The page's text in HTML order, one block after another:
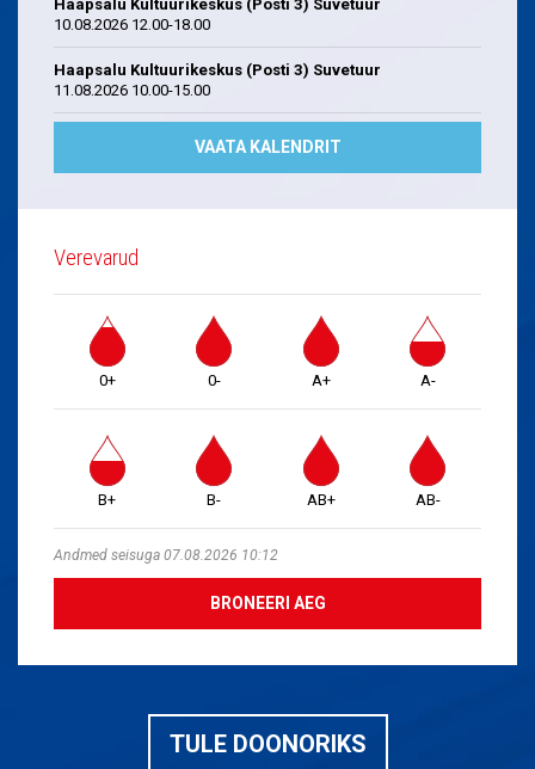
Haapsalu Kultuurikeskus (Posti 3) Suvetuur
10.08.2026 12.00-18.00
Haapsalu Kultuurikeskus (Posti 3) Suvetuur
11.08.2026 10.00-15.00
VAATA KALENDRIT
Verevarud
0+ 0- A+ A-
B+ B- AB+ AB-
Andmed seisuga 07.08.2026 10:12
BRONEERI AEG
TULE DOONORIKS